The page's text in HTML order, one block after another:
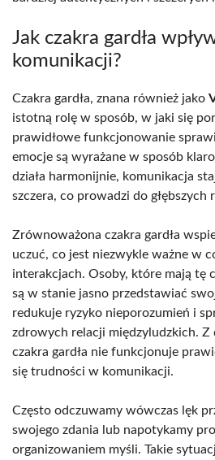
Jak czakra gardła
komunikacji?
Czakra gardła, znana również jako
istotną rolę w sposób, w jaki się
prawidłowe funkcjonowanie
emocje są wyrażane w sposób
działa harmonijnie, komunikacja
szczera, co prowadzi do głębszych
Zrównoważona czakra gardła
uczuć, co jest niezwykle ważne w
interakcjach. Osoby, które mają tę
są w stanie jasno przedstawiać
redukuje ryzyko nieporozumień i
zdrowych relacji międzyludzkich. Z
czakra gardła nie funkcjonuje
się trudności w komunikacji.
Często odczuwamy wówczas lęk
swojego zdania lub napotykamy
organizowaniem myśli. Takie